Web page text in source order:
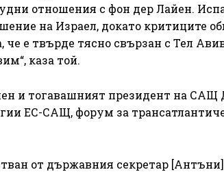
отношения с фон дер Лайен.
на Израел, докато критиците
е твърде тясно свързан с Тел
каза той.
и тогавашният президент на
ЕС-САЩ, форум за
от държавния секретар